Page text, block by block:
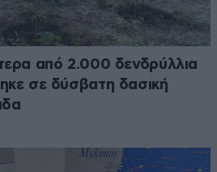
από 2.000 δενδρύλλια
σε δύσβατη δασική